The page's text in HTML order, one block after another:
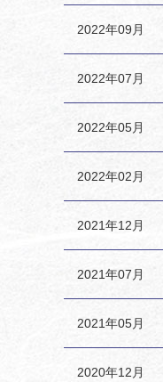
2022年09月
2022年07月
2022年05月
2022年02月
2021年12月
2021年07月
2021年05月
2020年12月